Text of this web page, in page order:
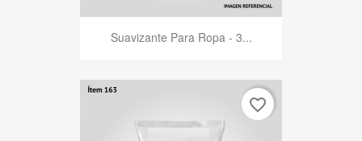
Suavizante Para Ropa - 3...
favorite_border